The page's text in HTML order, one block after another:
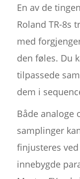
En av de
Roland TR-8s
med
den føles. Du
tilpassede
dem i
Både analoge
samplinger
finjusteres
innebygde